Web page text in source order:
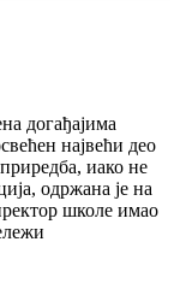
догађајима
највећи део
иако не
одржана је на
школе имао